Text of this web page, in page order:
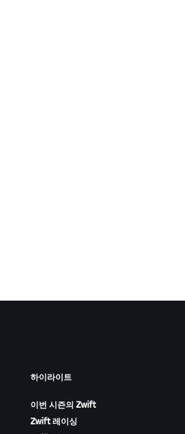
하이라이트
이번 시즌의 Zwift
Zwift 레이싱